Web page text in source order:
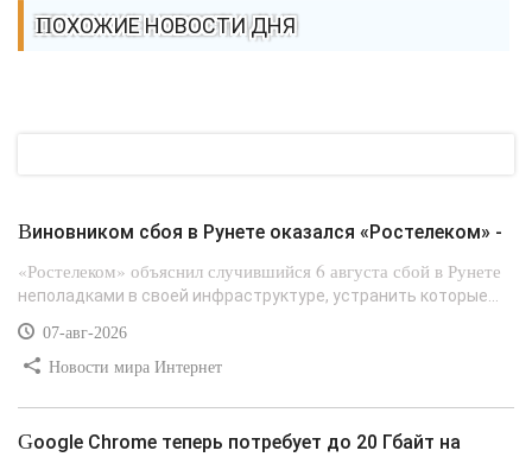
ПОХОЖИЕ НОВОСТИ ДНЯ
Виновником сбоя в Рунете оказался «Ростелеком» -
«Ростелеком» объяснил случившийся 6 августа сбой в Рунете
неполадками в своей инфраструктуре, устранить которые...
07-авг-2026
Новости мира Интернет
Google Chrome теперь потребует до 20 Гбайт на